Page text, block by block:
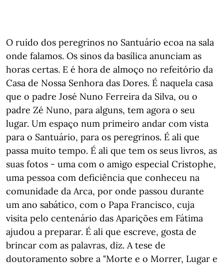
O ruído dos peregrinos no Santuário ecoa na sala
onde falamos. Os sinos da basílica anunciam as
horas certas. E é hora de almoço no refeitório da
Casa de Nossa Senhora das Dores. É naquela casa
que o padre José Nuno Ferreira da Silva, ou o
padre Zé Nuno, para alguns, tem agora o seu
lugar. Um espaço num primeiro andar com vista
para o Santuário, para os peregrinos. É ali que
passa muito tempo. É ali que tem os seus livros, as
suas fotos - uma com o amigo especial Cristophe,
uma pessoa com deficiência que conheceu na
comunidade da Arca, por onde passou durante
um ano sabático, com o Papa Francisco, cuja
visita pelo centenário das Aparições em Fátima
ajudou a preparar. É ali que escreve, gosta de
brincar com as palavras, diz. A tese de
doutoramento sobre a "Morte e o Morrer, Lugar e